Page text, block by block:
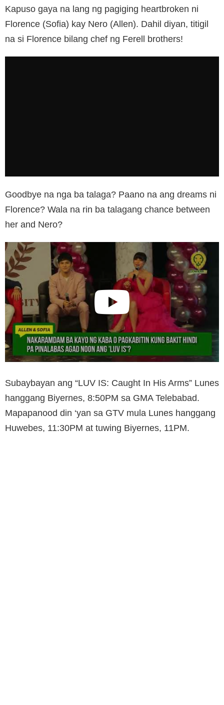
Kapuso gaya na lang ng pagiging heartbroken ni
Florence (Sofia) kay Nero (Allen). Dahil diyan, titigil
na si Florence bilang chef ng Ferell brothers!
Goodbye na nga ba talaga? Paano na ang dreams ni
Florence? Wala na rin ba talagang chance between
her and Nero?
Subaybayan ang “LUV IS: Caught In His Arms” Lunes
hanggang Biyernes, 8:50PM sa GMA Telebabad.
Mapapanood din ‘yan sa GTV mula Lunes hanggang
Huwebes, 11:30PM at tuwing Biyernes, 11PM.